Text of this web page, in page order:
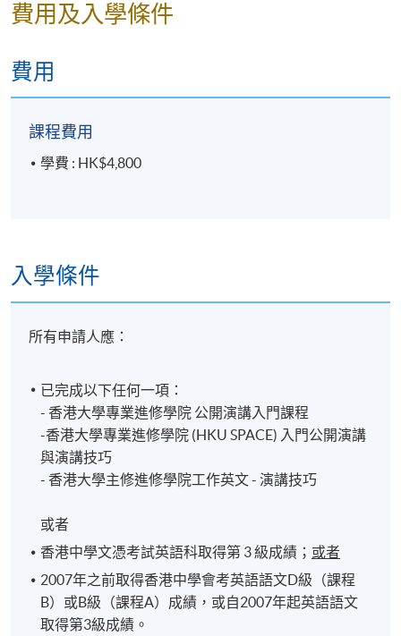
10 講
地點
港大保良何鴻燊社區書院
費用及入學條件
費用
課程費用
學費 : HK$4,800
入學條件
所有申請人應：
已完成以下任何一項：
- 香港大學專業進修學院 公開演講入門課程
-香港大學專業進修學院 (HKU SPACE) 入門公開演講
與演講技巧
- 香港大學主修進修學院工作英文 - 演講技巧
或者
香港中學文憑考試英語科取得第 3 級成績； 或者
2007年之前取得香港中學會考英語語文D級（課程
B）或B級（課程A）成績，或自2007年起英語語文
取得第3級成績。